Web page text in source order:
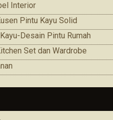
Interior
Pintu Kayu Solid
Desain Pintu Rumah
Set dan Wardrobe